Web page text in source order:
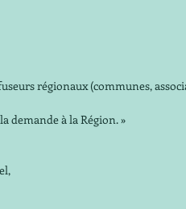
régionaux (communes,
demande à la Région. »